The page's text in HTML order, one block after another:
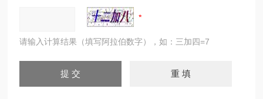
请输入计算结果（填写阿拉伯数字），如：三加四=7